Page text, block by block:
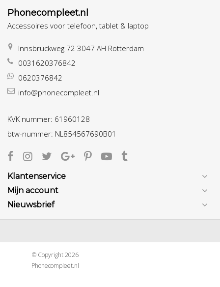
Phonecompleet.nl
Accessoires voor telefoon, tablet & laptop
Innsbruckweg 72 3047 AH Rotterdam
0031620376842
0620376842
info@phonecompleet.nl
KVK nummer: 61960128
btw-nummer: NL854567690B01
Klantenservice
Mijn account
Nieuwsbrief
© Copyright 2026
Phonecompleet.nl